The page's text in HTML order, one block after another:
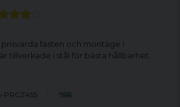
fästen och montage i
tillverkade i stål för bästa hållbarhet.
PRCZ455